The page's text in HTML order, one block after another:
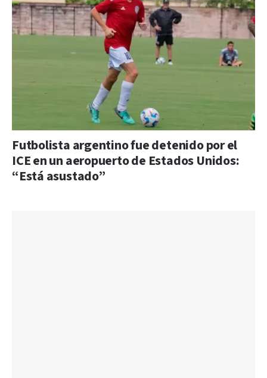
Futbolista argentino fue detenido por el
ICE en un aeropuerto de Estados Unidos:
“Está asustado”